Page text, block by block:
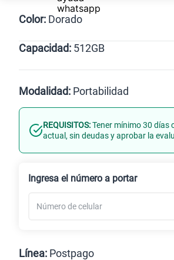
Color: Dorado
Naranja
Capacidad: 512GB
512GB
Modalidad: Portabilidad
Línea Nueva
REQUISITOS:Tener mínimo 30 días
actual, sin deudas y aprobar la
Ingresa el número a portar
Línea: Postpago